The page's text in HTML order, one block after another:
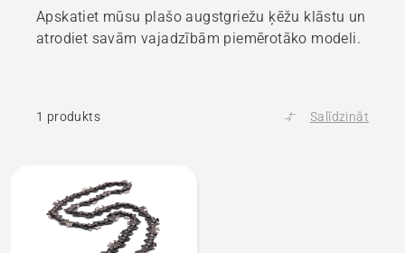
Apskatiet mūsu plašo augstgriežu ķēžu klāstu un
atrodiet savām vajadzībām piemērotāko modeli.
1 produkts Salīdzināt
produkti